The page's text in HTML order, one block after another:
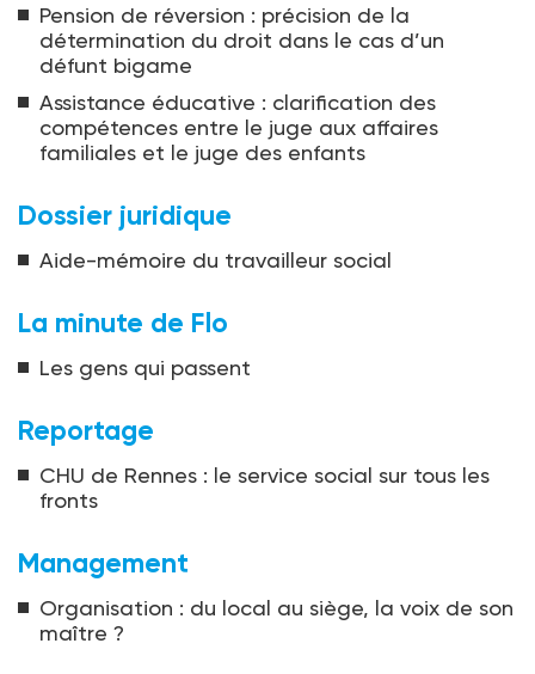
Pension de réversion : précision de la
détermination du droit dans le cas d’un
défunt bigame
Assistance éducative : clarification des
compétences entre le juge aux affaires
familiales et le juge des enfants
Dossier juridique
Aide-mémoire du travailleur social
La minute de Flo
Les gens qui passent
Reportage
CHU de Rennes : le service social sur tous les
fronts
Management
Organisation : du local au siège, la voix de son
maître ?